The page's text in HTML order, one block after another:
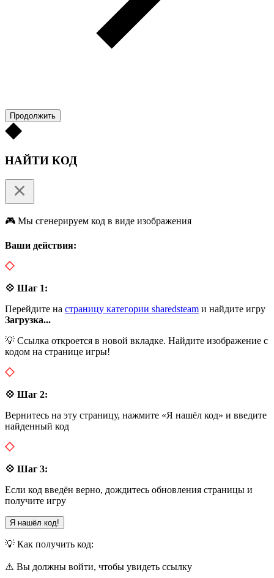
Продолжить
НАЙТИ КОД
🎮 Мы сгенерируем код в виде изображения
Ваши действия:
💠 Шаг 1:
Перейдите на страницу категории sharedsteam и найдите игру
Загрузка...
💡 Ссылка откроется в новой вкладке. Найдите изображение с
кодом на странице игры!
💠 Шаг 2:
Вернитесь на эту страницу, нажмите «Я нашёл код» и введите
найденный код
💠 Шаг 3:
Если код введён верно, дождитесь обновления страницы и
получите игру
Я нашёл код!
💡 Как получить код:
⚠️ Вы должны войти, чтобы увидеть ссылку